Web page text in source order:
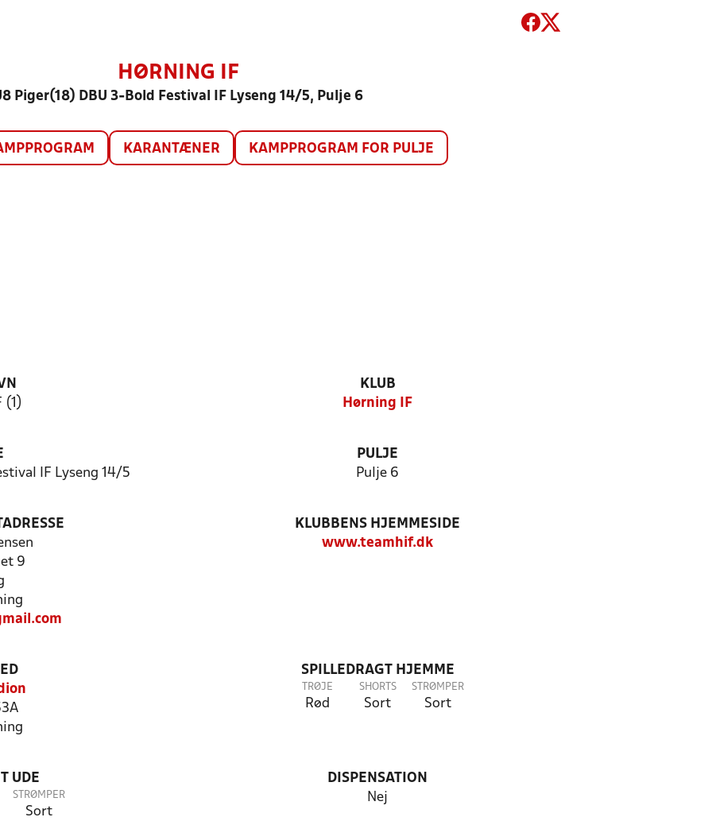
HØRNING IF
Piger(18) DBU 3-Bold Festival IF Lyseng 14/5, Pulje 6
KARANTÆNER KAMPPROGRAM FOR PULJE
(1)
KLUB
Hørning IF
IF Lyseng 14/5
PULJE
Pulje 6
9
KLUBBENS HJEMMESIDE
www.teamhif.dk
SPILLEDRAGT HJEMME
TRØJE
Rød
SHORTS
Sort
STRØMPER
Sort
UDE
STRØMPER
Sort
DISPENSATION
Nej